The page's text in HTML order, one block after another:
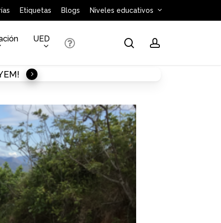
Etiquetas Blogs Niveles educativos
UED searchaccount